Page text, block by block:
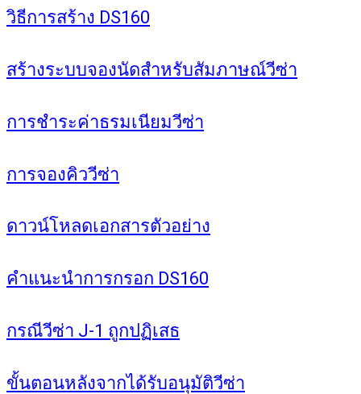
วิธีการสร้าง DS160
สร้างระบบจองนัดสำหรับสัมภาษณ์วีซ่า
การชำระค่าธรมเนียมวีซ่า
การจองคิววีซ่า
ดาวน์โหลดเอกสารตัวอย่าง
คำแนะนำการกรอก DS160
กรณีวีซ่า J-1 ถูกปฏิเสธ
ขั้นตอนหลังจากได้รับอนุมัติวีซ่า